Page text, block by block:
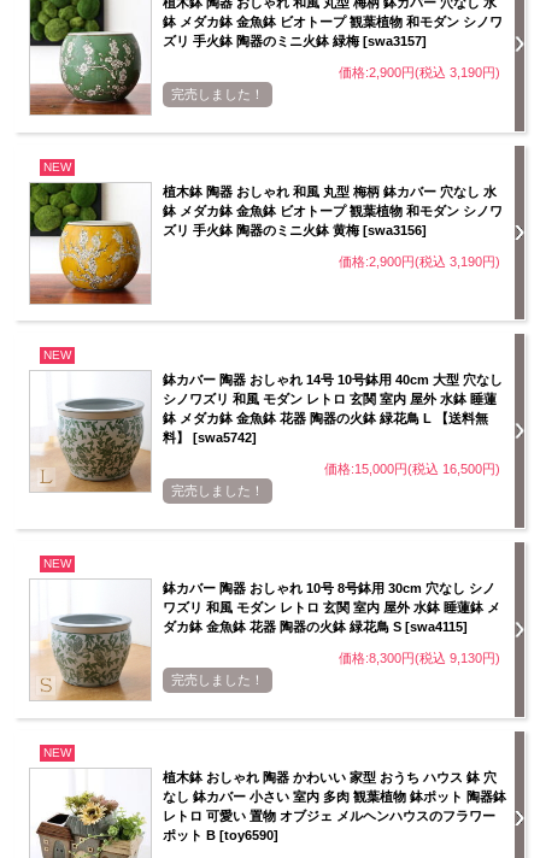
鉢 メダカ鉢 金魚鉢 ビオトープ 観葉植物 和モダン シノワ
ズリ 手火鉢 陶器のミニ火鉢 緑梅 [swa3157]
価格:2,900円(税込 3,190円)
完売しました！
NEW
植木鉢 陶器 おしゃれ 和風 丸型 梅柄 鉢カバー 穴なし 水
鉢 メダカ鉢 金魚鉢 ビオトープ 観葉植物 和モダン シノワ
ズリ 手火鉢 陶器のミニ火鉢 黄梅 [swa3156]
価格:2,900円(税込 3,190円)
NEW
鉢カバー 陶器 おしゃれ 14号 10号鉢用 40cm 大型 穴なし
シノワズリ 和風 モダン レトロ 玄関 室内 屋外 水鉢 睡蓮
鉢 メダカ鉢 金魚鉢 花器 陶器の火鉢 緑花鳥 L 【送料無
料】 [swa5742]
価格:15,000円(税込 16,500円)
完売しました！
NEW
鉢カバー 陶器 おしゃれ 10号 8号鉢用 30cm 穴なし シノ
ワズリ 和風 モダン レトロ 玄関 室内 屋外 水鉢 睡蓮鉢 メ
ダカ鉢 金魚鉢 花器 陶器の火鉢 緑花鳥 S [swa4115]
価格:8,300円(税込 9,130円)
完売しました！
NEW
植木鉢 おしゃれ 陶器 かわいい 家型 おうち ハウス 鉢 穴
なし 鉢カバー 小さい 室内 多肉 観葉植物 鉢ポット 陶器鉢
レトロ 可愛い 置物 オブジェ メルヘンハウスのフラワー
ポット B [toy6590]